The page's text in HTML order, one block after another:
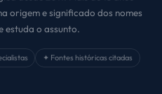
origem e significado dos nomes
estuda o assunto.
✦ Fontes históricas citadas